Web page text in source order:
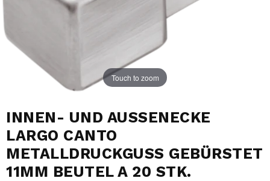
Touch to zoom
INNEN- UND AUSSENECKE L
ARGO CANTO M
ETALLDRUCKGUSS GEBÜRSTET 1
1MM BEUTEL A 20 STK.